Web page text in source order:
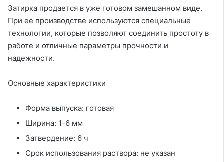
Затирка продается в уже готовом замешанном виде.
При ее производстве используются специальные
технологии, которые позволяют соединить простоту в
работе и отличные параметры прочности и
надежности.
Основные характеристики
Форма выпуска: готовая
Ширина: 1-6 мм
Затвердение: 6 ч
Срок использования раствора: не указан